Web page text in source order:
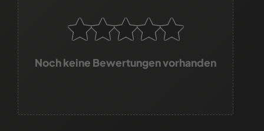
Noch keine Bewertungen vorhanden